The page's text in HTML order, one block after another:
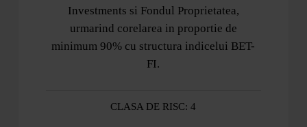
Investments si Fondul Proprietatea,
urmarind corelarea in proportie de
minimum 90% cu structura indicelui BET-
FI.
CLASA DE RISC: 4